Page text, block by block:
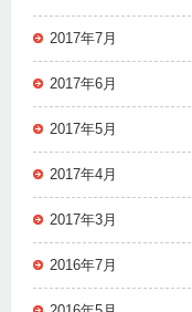
2017年7月
2017年6月
2017年5月
2017年4月
2017年3月
2016年7月